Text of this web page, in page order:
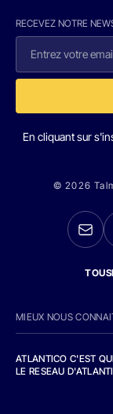
RECEVEZ NOTRE
En cliquant sur
© 2026
MIEUX NOUS
ATLANTICO C'EST
LE RESEAU